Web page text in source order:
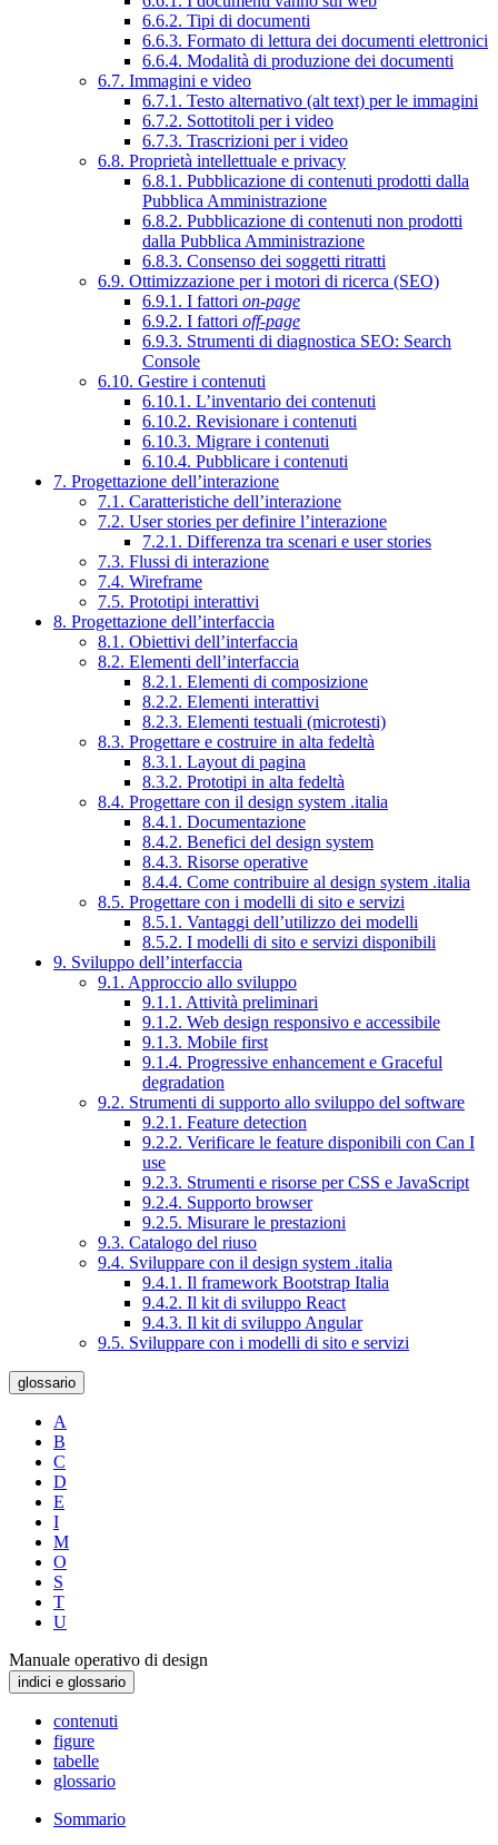
6.6.2. Tipi di documenti
6.6.3. Formato di lettura dei documenti elettronici
6.6.4. Modalità di produzione dei documenti
6.7. Immagini e video
6.7.1. Testo alternativo (alt text) per le immagini
6.7.2. Sottotitoli per i video
6.7.3. Trascrizioni per i video
6.8. Proprietà intellettuale e privacy
6.8.1. Pubblicazione di contenuti prodotti dalla
Pubblica Amministrazione
6.8.2. Pubblicazione di contenuti non prodotti
dalla Pubblica Amministrazione
6.8.3. Consenso dei soggetti ritratti
6.9. Ottimizzazione per i motori di ricerca (SEO)
6.9.1. I fattori on-page
6.9.2. I fattori off-page
6.9.3. Strumenti di diagnostica SEO: Search
Console
6.10. Gestire i contenuti
6.10.1. L’inventario dei contenuti
6.10.2. Revisionare i contenuti
6.10.3. Migrare i contenuti
6.10.4. Pubblicare i contenuti
7. Progettazione dell’interazione
7.1. Caratteristiche dell’interazione
7.2. User stories per definire l’interazione
7.2.1. Differenza tra scenari e user stories
7.3. Flussi di interazione
7.4. Wireframe
7.5. Prototipi interattivi
8. Progettazione dell’interfaccia
8.1. Obiettivi dell’interfaccia
8.2. Elementi dell’interfaccia
8.2.1. Elementi di composizione
8.2.2. Elementi interattivi
8.2.3. Elementi testuali (microtesti)
8.3. Progettare e costruire in alta fedeltà
8.3.1. Layout di pagina
8.3.2. Prototipi in alta fedeltà
8.4. Progettare con il design system .italia
8.4.1. Documentazione
8.4.2. Benefici del design system
8.4.3. Risorse operative
8.4.4. Come contribuire al design system .italia
8.5. Progettare con i modelli di sito e servizi
8.5.1. Vantaggi dell’utilizzo dei modelli
8.5.2. I modelli di sito e servizi disponibili
9. Sviluppo dell’interfaccia
9.1. Approccio allo sviluppo
9.1.1. Attività preliminari
9.1.2. Web design responsivo e accessibile
9.1.3. Mobile first
9.1.4. Progressive enhancement e Graceful
degradation
9.2. Strumenti di supporto allo sviluppo del software
9.2.1. Feature detection
9.2.2. Verificare le feature disponibili con Can I
use
9.2.3. Strumenti e risorse per CSS e JavaScript
9.2.4. Supporto browser
9.2.5. Misurare le prestazioni
9.3. Catalogo del riuso
9.4. Sviluppare con il design system .italia
9.4.1. Il framework Bootstrap Italia
9.4.2. Il kit di sviluppo React
9.4.3. Il kit di sviluppo Angular
9.5. Sviluppare con i modelli di sito e servizi
glossario
A
B
C
D
E
I
M
O
S
T
U
Manuale operativo di design
indici e glossario
contenuti
figure
tabelle
glossario
Sommario